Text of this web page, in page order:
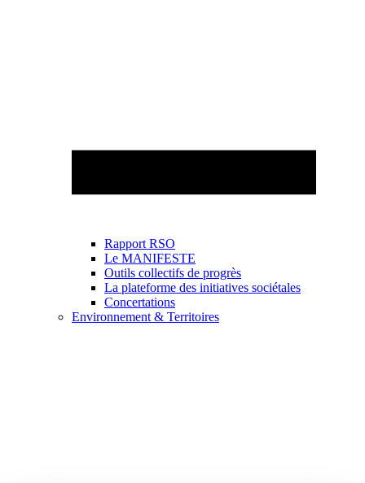
Rapport RSO
Le MANIFESTE
Outils collectifs de progrès
La plateforme des initiatives sociétales
Concertations
Environnement & Territoires